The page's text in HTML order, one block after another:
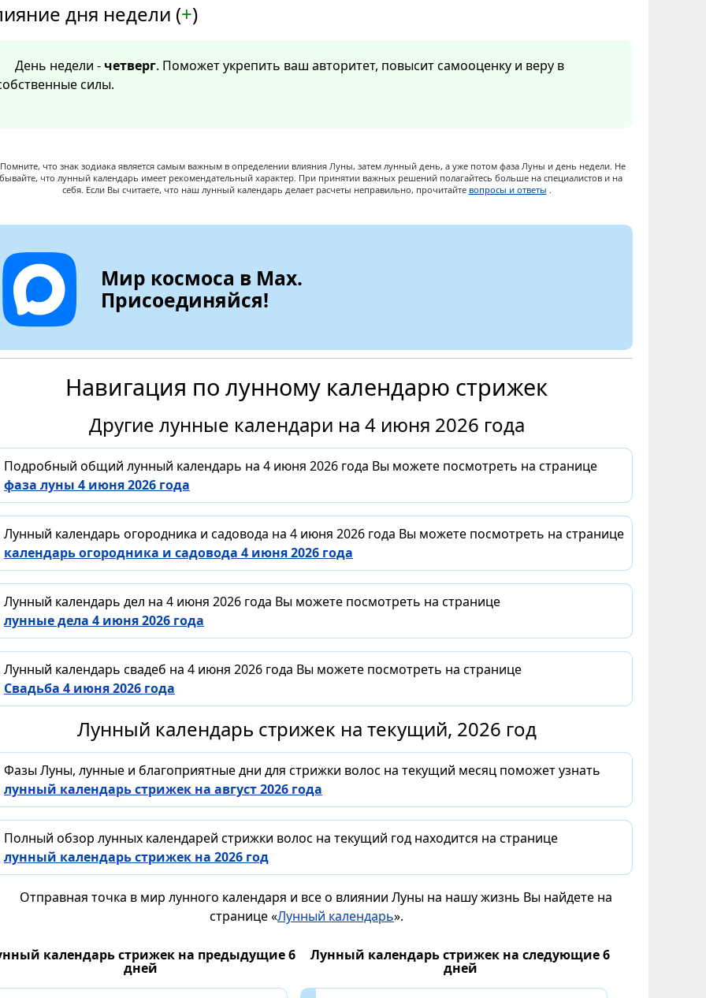
дня недели (+)
День недели - четверг. Поможет укрепить ваш авторитет, повысит самооценку и веру в
силы.
Помните, что знак зодиака является самым важным в определении влияния Луны, затем лунный день, а уже потом фаза Луны и день недели. Не
что лунный календарь имеет рекомендательный характер. При принятии важных решений полагайтесь больше на специалистов и на
себя. Если Вы считаете, что наш лунный календарь делает расчеты неправильно, прочитайте вопросы и ответы .
Мир космоса в Max.
Присоединяйся!
Навигация по лунному календарю стрижек
Другие лунные календари на 4 июня 2026 года
Подробный общий лунный календарь на 4 июня 2026 года Вы можете посмотреть на странице
фаза луны 4 июня 2026 года
Лунный календарь огородника и садовода на 4 июня 2026 года Вы можете посмотреть на странице
календарь огородника и садовода 4 июня 2026 года
Лунный календарь дел на 4 июня 2026 года Вы можете посмотреть на странице
лунные дела 4 июня 2026 года
Лунный календарь свадеб на 4 июня 2026 года Вы можете посмотреть на странице
Свадьба 4 июня 2026 года
Лунный календарь стрижек на текущий, 2026 год
Фазы Луны, лунные и благоприятные дни для стрижки волос на текущий месяц поможет узнать
лунный календарь стрижек на август 2026 года
Полный обзор лунных календарей стрижки волос на текущий год находится на странице
лунный календарь стрижек на 2026 год
Отправная точка в мир лунного календаря и все о влиянии Луны на нашу жизнь Вы найдете на
странице «Лунный календарь».
календарь стрижек на предыдущие 6
дней
Лунный календарь стрижек на следующие 6
дней